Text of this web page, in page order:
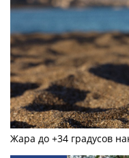
Жара до +34 градусов